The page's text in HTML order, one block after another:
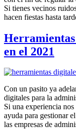
Si tienes vecinos
hacen fiestas hasta
en el 2021
Con un pasito ya
digitales para la
Si una experiencia
ayuda para gestionar
las empresas de